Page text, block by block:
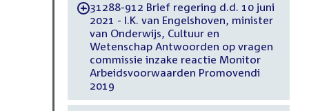
-31288-912 Brief regering d.d. 10 juni
2021 - I.K. van Engelshoven, minister
van Onderwijs, Cultuur en
Wetenschap Antwoorden op vragen
commissie inzake reactie Monitor
Arbeidsvoorwaarden Promovendi
2019